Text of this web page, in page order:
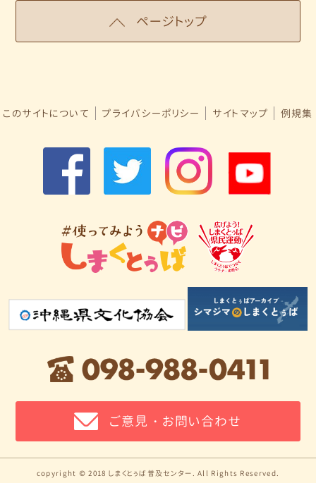
ページトップ
このサイトについて プライバシーポリシー サイトマップ 例規集
ご意見・お問い合わせ
copyright © 2018 しまくとぅば普及センター. All Rights Reserved.